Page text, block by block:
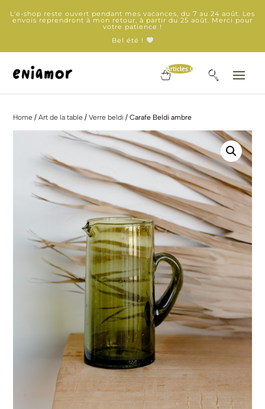
L'e-shop reste ouvert pendant mes vacances, du 7 au 24 août. Les
envois reprendront à mon retour, à partir du 25 août. Merci pour
votre patience !
Bel été !
Articles 0
Home /Art de la table /Verre beldi / Carafe Beldi ambre